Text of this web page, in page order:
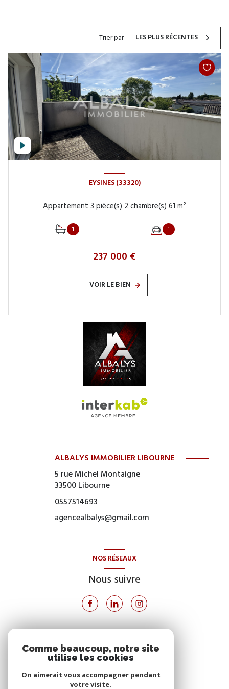
Trier par LES PLUS RÉCENTES
EYSINES (33320)
Appartement 3 pièce(s) 2 chambre(s) 61 m²
1 1
237 000 €
VOIR LE BIEN
ALBALYS IMMOBILIER LIBOURNE
5 rue Michel Montaigne
33500Libourne
0557514693
agencealbalys@gmail.com
NOS RÉSEAUX
Nous suivre
Espace propriétaire
Comme beaucoup, notre site
utilise les cookies
On aimerait vous accompagner pendant
votre visite.